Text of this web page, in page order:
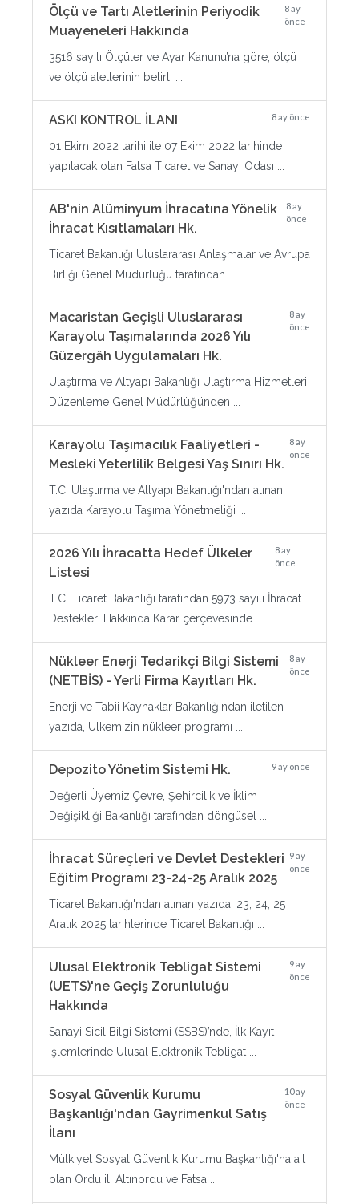
Ölçü ve Tartı Aletlerinin Periyodik
Muayeneleri Hakkında
8 ay
önce
3516 sayılı Ölçüler ve Ayar Kanunu’na göre; ölçü
ve ölçü aletlerinin belirli ...
ASKI KONTROL İLANI 8 ay önce
01 Ekim 2022 tarihi ile 07 Ekim 2022 tarihinde
yapılacak olan Fatsa Ticaret ve Sanayi Odası ...
AB'nin Alüminyum İhracatına Yönelik
İhracat Kısıtlamaları Hk.
8 ay
önce
Ticaret Bakanlığı Uluslararası Anlaşmalar ve Avrupa
Birliği Genel Müdürlüğü tarafından ...
Macaristan Geçişli Uluslararası
Karayolu Taşımalarında 2026 Yılı
Güzergâh Uygulamaları Hk.
8 ay
önce
Ulaştırma ve Altyapı Bakanlığı Ulaştırma Hizmetleri
Düzenleme Genel Müdürlüğünden ...
Karayolu Taşımacılık Faaliyetleri -
Mesleki Yeterlilik Belgesi Yaş Sınırı Hk.
8 ay
önce
T.C. Ulaştırma ve Altyapı Bakanlığı'ndan alınan
yazıda Karayolu Taşıma Yönetmeliği ...
2026 Yılı İhracatta Hedef Ülkeler
Listesi
8 ay
önce
T.C. Ticaret Bakanlığı tarafından 5973 sayılı İhracat
Destekleri Hakkında Karar çerçevesinde ...
Nükleer Enerji Tedarikçi Bilgi Sistemi
(NETBİS) - Yerli Firma Kayıtları Hk.
8 ay
önce
Enerji ve Tabii Kaynaklar Bakanlığından iletilen
yazıda, Ülkemizin nükleer programı ...
Depozito Yönetim Sistemi Hk. 9 ay önce
Değerli Üyemiz;Çevre, Şehircilik ve İklim
Değişikliği Bakanlığı tarafından döngüsel ...
İhracat Süreçleri ve Devlet Destekleri
Eğitim Programı 23-24-25 Aralık 2025
9 ay
önce
Ticaret Bakanlığı'ndan alınan yazıda, 23, 24, 25
Aralık 2025 tarihlerinde Ticaret Bakanlığı ...
Ulusal Elektronik Tebligat Sistemi
(UETS)'ne Geçiş Zorunluluğu
Hakkında
9 ay
önce
Sanayi Sicil Bilgi Sistemi (SSBS)’nde, İlk Kayıt
işlemlerinde Ulusal Elektronik Tebligat ...
Sosyal Güvenlik Kurumu
Başkanlığı'ndan Gayrimenkul Satış
İlanı
10 ay
önce
Mülkiyet Sosyal Güvenlik Kurumu Başkanlığı'na ait
olan Ordu ili Altınordu ve Fatsa ...